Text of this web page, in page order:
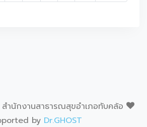
ำนักงานสาธารณสุขอำเภอทับคล้อ
by Dr.GHOST